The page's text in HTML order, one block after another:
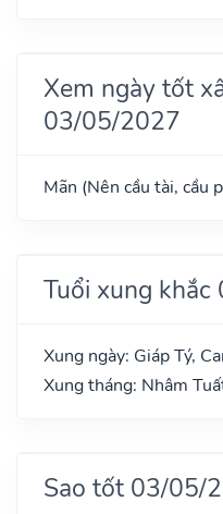
Xem ngày tốt
03/05/2027
Mãn (Nên cầu tài, cầu
Tuổi xung
Xung ngày: Giáp Tý,
Xung tháng: Nhâm
Sao tốt 03/05/